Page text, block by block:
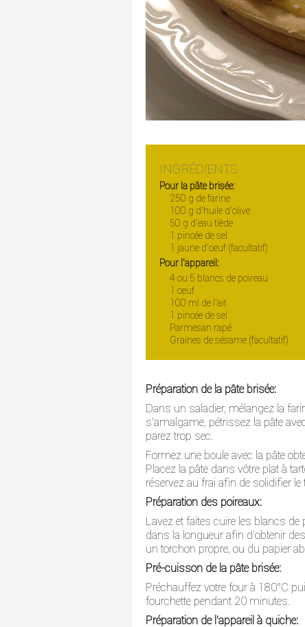
INGRÉDIENTS
Pour la pâte brisée:
250 g de farine
100 g d'huile d'olive
50 g d'eau tiède
1 pincée de sel
1 jaune d'oeuf (facultatif)
Pour l'appareil:
4 ou 5 blancs de poireau
1 oeuf
100 ml de l'ait
1 pincée de sel
Parmesan rapé
Graines de sésame (facultatif)
Préparation de la pâte brisée:
Dans un saladier, mélangez la
s'amalgame, pétrissez la pâte
parez trop sec.
Formez une boule avec la pâte
Placez la pâte dans vôtre plat à
réservez au frai afin de solidifier le
Préparation des poireaux:
Lavez et faites cuire les blancs
dans la longueur afin d'obtenir
un torchon propre, ou du papier
Pré-cuisson de la pâte brisée:
Préchauffez votre four à 180°C
fourchette pendant 20 minutes.
Préparation de l'appareil à quiche: